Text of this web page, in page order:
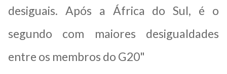
desiguais. Após a África do Sul, é o
segundo com maiores desigualdades
entre os membros do G20"